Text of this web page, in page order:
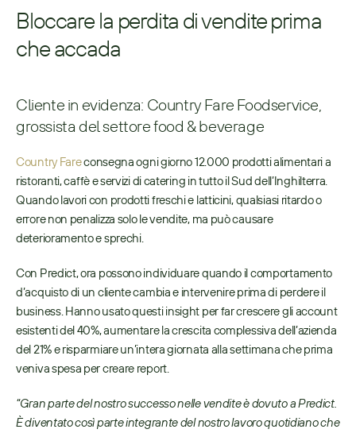
Bloccare la perdita di vendite prima
che accada
Cliente in evidenza: Country Fare Foodservice,
grossista del settore food & beverage
Country Fare consegna ogni giorno 12.000 prodotti alimentari a
ristoranti, caffè e servizi di catering in tutto il Sud dell’Inghilterra.
Quando lavori con prodotti freschi e latticini, qualsiasi ritardo o
errore non penalizza solo le vendite, ma può causare
deterioramento e sprechi.
Con Predict, ora possono individuare quando il comportamento
d’acquisto di un cliente cambia e intervenire prima di perdere il
business. Hanno usato questi insight per far crescere gli account
esistenti del 40%, aumentare la crescita complessiva dell’azienda
del 21% e risparmiare un’intera giornata alla settimana che prima
veniva spesa per creare report.
“Gran parte del nostro successo nelle vendite è dovuto a Predict.
È diventato così parte integrante del nostro lavoro quotidiano che